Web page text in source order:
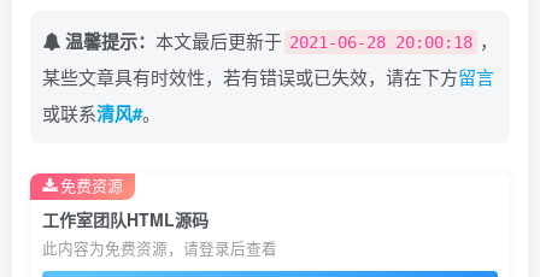
温馨提示： 本文最后更新于 2021-06-28 20:00:18 ，
某些文章具有时效性，若有错误或已失效，请在下方留言
或联系清风#。
工作室团队HTML源码
此内容为免费资源，请登录后查看
免费资源
使用社交账号登录即表示同意